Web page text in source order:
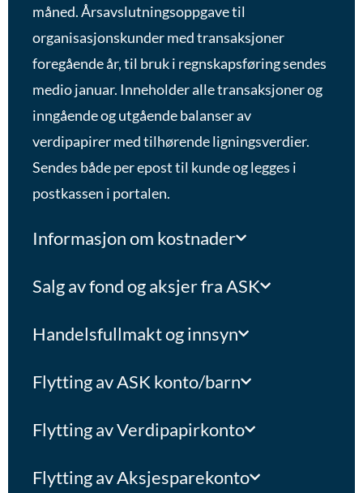
måned. Årsavslutningsoppgave til
organisasjonskunder med transaksjoner
foregående år, til bruk i regnskapsføring sendes
medio januar. Inneholder alle transaksjoner og
inngående og utgående balanser av
verdipapirer med tilhørende ligningsverdier.
Sendes både per epost til kunde og legges i
postkassen i portalen.
Informasjon om kostnader
Salg av fond og aksjer fra ASK
Handelsfullmakt og innsyn
Flytting av ASK konto/barn
Flytting av Verdipapirkonto
Flytting av Aksjesparekonto